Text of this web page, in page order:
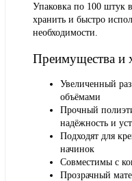
Упаковка по 100 штук
хранить и быстро
необходимости.
Преимущества и
Увеличенный
объёмами
Прочный
надёжность и
Подходят для
начинок
Совместимы с
Прозрачный